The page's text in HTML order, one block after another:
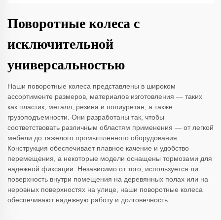
Поворотные колеса с
исключительной
универсальностью
Наши поворотные колеса представлены в широком
ассортименте размеров, материалов изготовления — таких
как пластик, металл, резина и полиуретан, а также
грузоподъемности. Они разработаны так, чтобы
соответствовать различным областям применения — от легкой
мебели до тяжелого промышленного оборудования.
Конструкция обеспечивает плавное качение и удобство
перемещения, а некоторые модели оснащены тормозами для
надежной фиксации. Независимо от того, используется ли
поверхность внутри помещения на деревянных полах или на
неровных поверхностях на улице, наши поворотные колеса
обеспечивают надежную работу и долговечность.